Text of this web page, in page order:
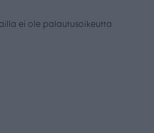
ei ole palautusoikeutta